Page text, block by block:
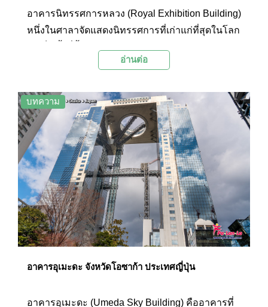
อาคารนิทรรศการหลวง (Royal Exhibition Building)
หนึ่งในศาลาจัดแสดงนิทรรศการที่เก่าแก่ที่สุดในโลก
อาคารแห่งแรกในออสเตรเลียที่ได้รับการขึ้นทะเบียน
อีกด้วย
อ่านต่อ
บทความ
อาคารอุเมะดะ จังหวัดโอซาก้า ประเทศญี่ปุ่น
อาคารอุเมะดะ (Umeda Sky Building) คืออาคารที่